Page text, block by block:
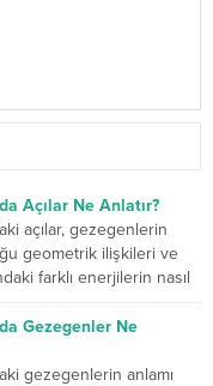
Açılar Ne Anlatır?
açılar, gezegenlerin
geometrik ilişkileri ve
farklı enerjilerin nasıl
Kavuşum açısı iki...
Gezegenler Ne
gezegenlerin anlamı